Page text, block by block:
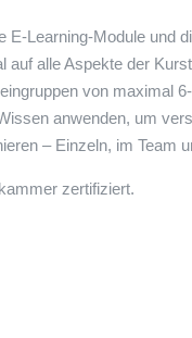
Learning-Module und
alle Aspekte der
von maximal
anwenden, um
– Einzeln, im Team
zertifiziert.